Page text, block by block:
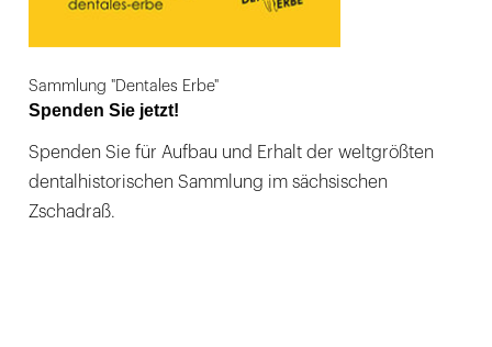
Sammlung "Dentales Erbe"
Spenden Sie jetzt!
Spenden Sie für Aufbau und Erhalt der weltgrößten
dentalhistorischen Sammlung im sächsischen
Zschadraß.